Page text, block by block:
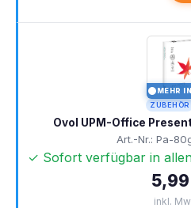
MEHR
ZUBEHÖR
Ovol UPM-Office
Art.-Nr.: Pa-
✓ Sofort verfügbar in
inkl.